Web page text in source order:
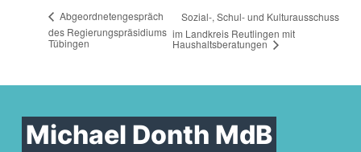
Abgeordnetengespräch
des Regierungspräsidiums
Tübingen
Sozial-, Schul- und Kulturausschuss
im Landkreis Reutlingen mit
Haushaltsberatungen
Michael Donth MdB